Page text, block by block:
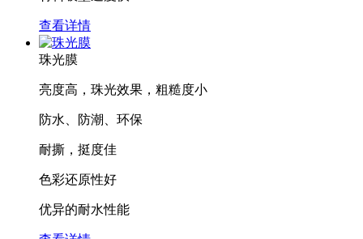
查看详情
珠光膜
亮度高，珠光效果，粗糙度小
防水、防潮、环保
耐撕，挺度佳
色彩还原性好
优异的耐水性能